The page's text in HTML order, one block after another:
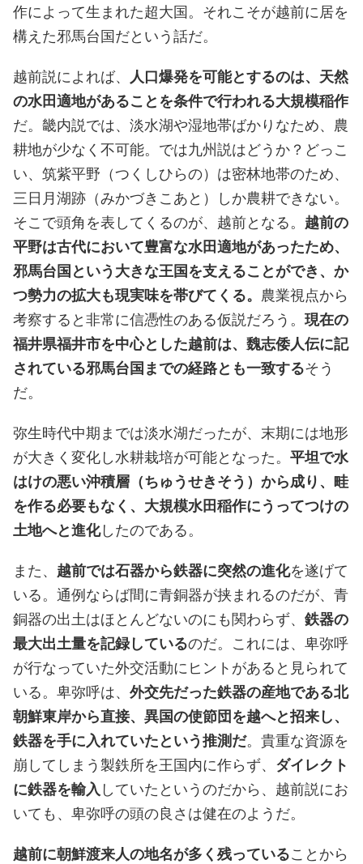
作によって生まれた超大国。それこそが越前に居を
構えた邪馬台国だという話だ。
越前説によれば、
人口爆発を可能とするのは、天然
の水田適地があることを条件で行われる大規模稲作
だ。畿内説では、淡水湖や湿地帯ばかりなため、農
耕地が少なく不可能。では九州説はどうか？どっこ
い、筑紫平野（つくしひらの）は密林地帯のため、
三日月湖跡（みかづきこあと）しか農耕できない。
そこで頭角を表してくるのが、越前となる。 越前の
平野は古代において豊富な水田適地があったため、
邪馬台国という大きな王国を支えることができ、か
つ勢力の拡大も現実味を帯びてくる。 農業視点から
考察すると非常に信憑性のある仮説だろう。 現在の
福井県福井市を中心とした越前は、魏志倭人伝に記
されている邪馬台国までの経路とも一致するそう
だ。
弥生時代中期までは淡水湖だったが、末期には地形
が大きく変化し水耕栽培が可能となった。 平坦で水
はけの悪い沖積層（ちゅうせきそう）から成り、畦
を作る必要もなく、大規模水田稲作にうってつけの
土地へと進化したのである。
また、 越前では石器から鉄器に突然の進化を遂げて
いる。通例ならば間に青銅器が挟まれるのだが、青
銅器の出土はほとんどないのにも関わらず、 鉄器の
最大出土量を記録しているのだ。これには、卑弥呼
が行なっていた外交活動にヒントがあると見られて
いる。卑弥呼は、 外交先だった鉄器の産地である北
朝鮮東岸から直接、異国の使節団を越へと招来し、
鉄器を手に入れていたという推測だ。貴重な資源を
崩してしまう製鉄所を王国内に作らず、 ダイレクト
に鉄器を輸入 していたというのだから、越前説にお
いても、卑弥呼の頭の良さは健在のようだ。
越前に朝鮮渡来人の地名が多く残っていることから